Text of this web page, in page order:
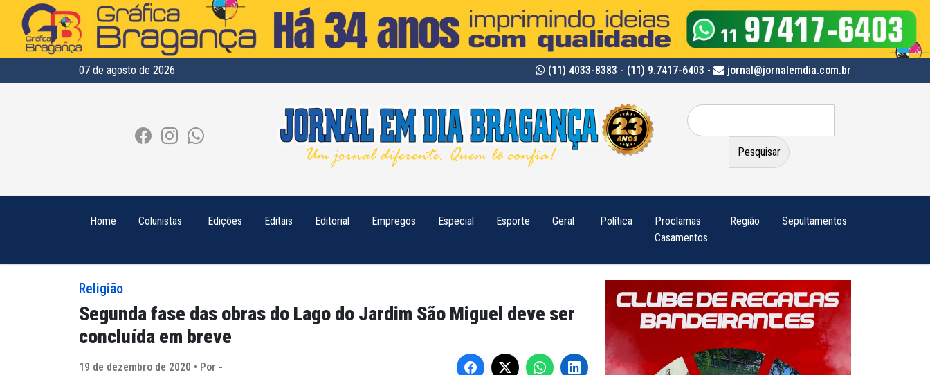
07 de agosto de 2026 (11) 4033-8383 - (11) 9.7417-6403 - jornal@jornalemdia.com.br
Pesquisar
por:
Home Colunistas Edições Editais Editorial Empregos Especial Esporte Geral Política
Proclamas
Casamentos
Região Sepultamentos
Religião
Segunda fase das obras do Lago do Jardim São Miguel deve ser
concluída em breve
19 de dezembro de 2020 • Por -